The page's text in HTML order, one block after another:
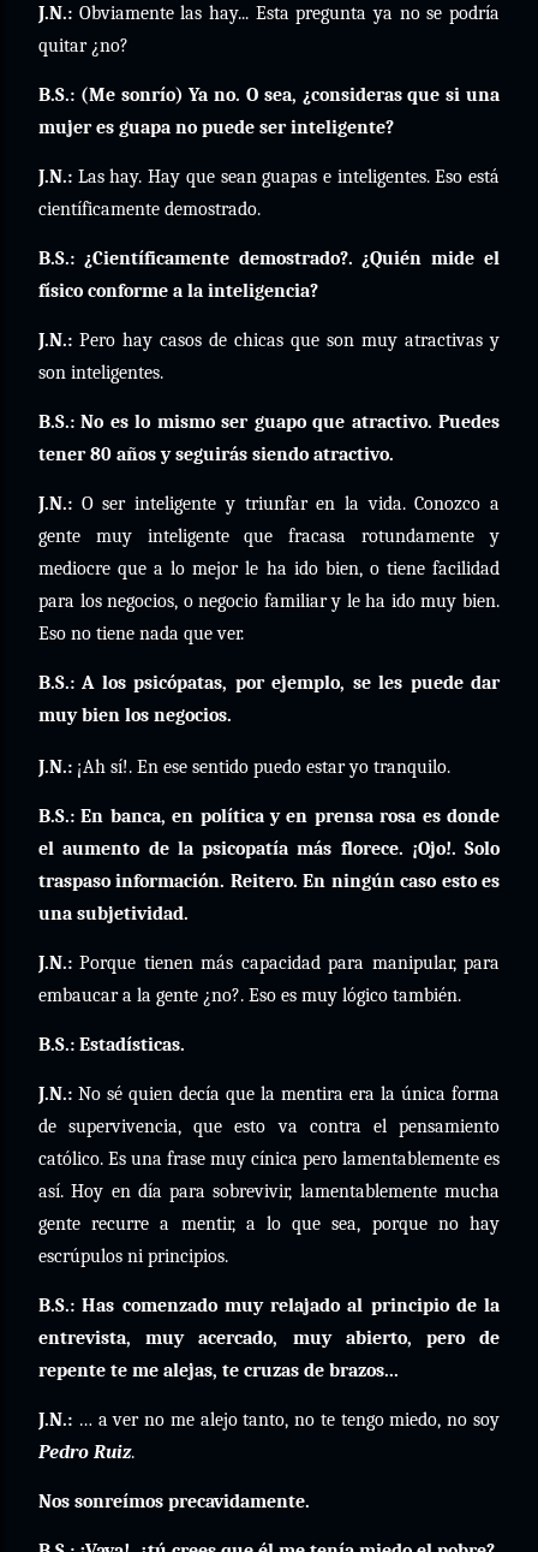
J.N.: Obviamente las hay... Esta pregunta ya no se podría
quitar ¿no?
B.S.: (Me sonrío) Ya no. O sea, ¿consideras que si una
mujer es guapa no puede ser inteligente?
J.N.: Las hay. Hay que sean guapas e inteligentes. Eso está
científicamente demostrado.
B.S.: ¿Científicamente demostrado?. ¿Quién mide el
físico conforme a la inteligencia?
J.N.: Pero hay casos de chicas que son muy atractivas y
son inteligentes.
B.S.: No es lo mismo ser guapo que atractivo. Puedes
tener 80 años y seguirás siendo atractivo.
J.N.: O ser inteligente y triunfar en la vida. Conozco a
gente muy inteligente que fracasa rotundamente y
mediocre que a lo mejor le ha ido bien, o tiene facilidad
para los negocios, o negocio familiar y le ha ido muy bien.
Eso no tiene nada que ver.
B.S.: A los psicópatas, por ejemplo, se les puede dar
muy bien los negocios.
J.N.: ¡Ah sí!. En ese sentido puedo estar yo tranquilo.
B.S.: En banca, en política y en prensa rosa es donde
el aumento de la psicopatía más florece. ¡Ojo!. Solo
traspaso información. Reitero. En ningún caso esto es
una subjetividad.
J.N.: Porque tienen más capacidad para manipular, para
embaucar a la gente ¿no?. Eso es muy lógico también.
B.S.: Estadísticas.
J.N.: No sé quien decía que la mentira era la única forma
de supervivencia, que esto va contra el pensamiento
católico. Es una frase muy cínica pero lamentablemente es
así. Hoy en día para sobrevivir, lamentablemente mucha
gente recurre a mentir, a lo que sea, porque no hay
escrúpulos ni principios.
B.S.: Has comenzado muy relajado al principio de la
entrevista, muy acercado, muy abierto, pero de
repente te me alejas, te cruzas de brazos...
J.N.: … a ver no me alejo tanto, no te tengo miedo, no soy
Pedro Ruiz.
Nos sonreímos precavidamente.